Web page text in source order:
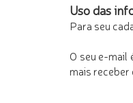
Uso das
Para seu
O seu e-
mais